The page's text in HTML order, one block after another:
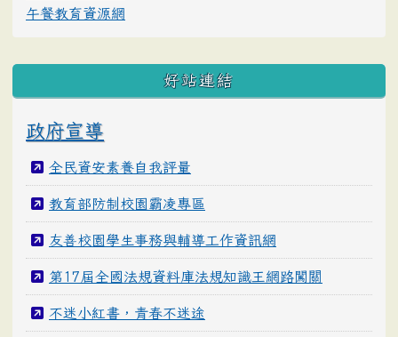
午餐教育資源網
好站連結
政府宣導
全民資安素養自我評量
教育部防制校園霸凌專區
友善校園學生事務與輔導工作資訊網
第17屆全國法規資料庫法規知識王網路闖關
不迷小紅書，青春不迷途